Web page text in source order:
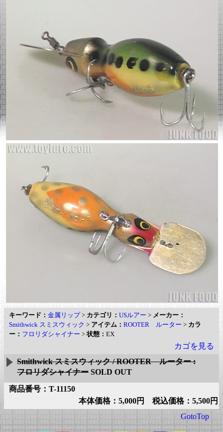
キーワード： 金属リップ> カテゴリ： USルアー > メーカー：
Smithwick スミスウィック > アイテム： ROOTER ルーター > カラ
ー： フロリダシャイナー >状態： EX
カゴを見る
Smithwick スミスウィック / ROOTER ルーター :
フロリダシャイナー SOLD OUT
商品番号：T-11150
本体価格：5,000円 税込価格：5,500円
GotoTop